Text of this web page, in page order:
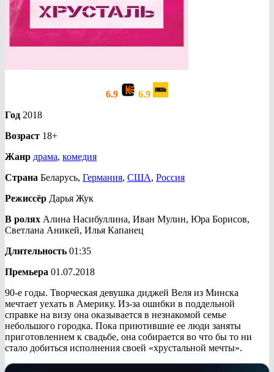
6.9
6.9
Год 2018
Возраст 18+
Жанр драма, комедия
Страна Беларусь, Германия, США, Россия
Режиссёр Дарья Жук
В ролях Алина Насибуллина, Иван Мулин, Юра Борисов,
Светлана Аникей, Илья Капанец
Длительность 01:35
Премьера 01.07.2018
90-е годы. Творческая девушка диджей Веля из Минска
мечтает уехать в Америку. Из-за ошибки в поддельной
справке на визу она оказывается в незнакомой семье
небольшого городка. Пока приютившие ее люди заняты
приготовлением к свадьбе, она собирается во что бы то ни
стало добиться исполнения своей «хрустальной мечты».